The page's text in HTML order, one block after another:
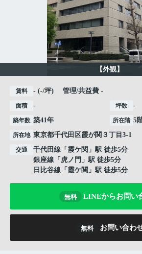
【外観】
賃料 - (-/坪) 管理/共益費 -
面積 - 坪数 -
築年数 築41年 所在階 5
所在地 東京都千代田区霞が関 ３丁目3-1
交通 千代田線 「 霞ケ関 」駅 徒歩5分
銀座線 「 虎ノ門 」駅 徒歩5分
日比谷線 「 霞ケ関 」駅 徒歩5分
無料 LINEからお問い
無料 お問い合わ